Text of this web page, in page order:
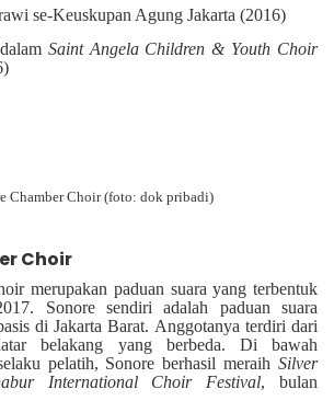
se-Keuskupan Agung Jakarta (2016)
Saint Angela Children & Youth Choir
Chamber Choir (foto: dok pribadi)
Choir
merupakan paduan suara yang terbentuk
Sonore sendiri adalah paduan suara
di Jakarta Barat. Anggotanya terdiri dari
belakang yang berbeda. Di bawah
pelatih, Sonore berhasil meraih Silver
International Choir Festival, bulan